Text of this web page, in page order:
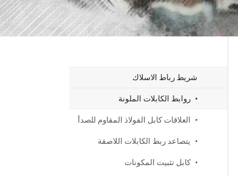
شريط رباط الاسلاك
كابل تثبيت المكونات